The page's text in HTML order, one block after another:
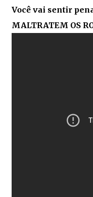
Você vai sentir
MALTRATEM OS